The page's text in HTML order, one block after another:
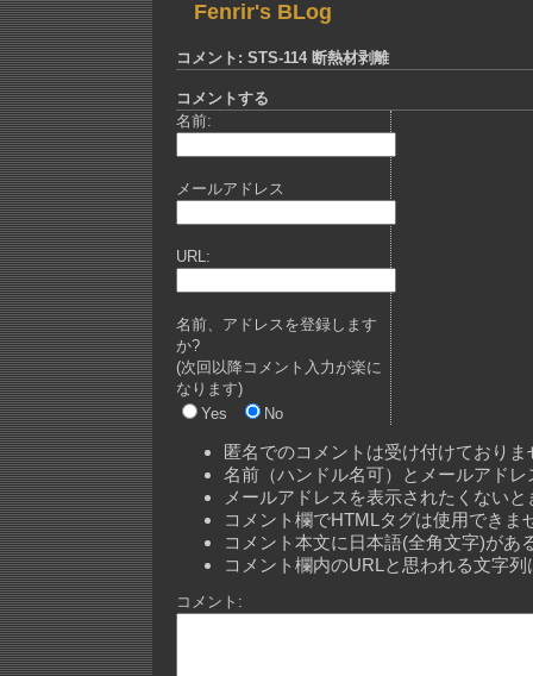
Fenrir's BLog
コメント: STS-114 断熱材剥離
コメントする
名前:
メールアドレス
URL:
名前、アドレスを登録します
か?
(次回以降コメント入力が楽に
なります)
Yes
No
匿名でのコメントは受け付けておりま
名前（ハンドル名可）とメールアド
メールアドレスを表示されたくない
コメント欄でHTMLタグは使用できま
コメント本文に日本語(全角文字)があ
コメント欄内のURLと思われる文字
コメント: